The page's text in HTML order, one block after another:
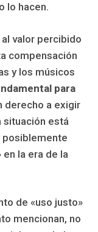
lo hacen.
valor percibido
compensación
y los músicos
para
derecho a exigir
situación está
posiblemente
la era de la
de «uso justo»
mencionan, no